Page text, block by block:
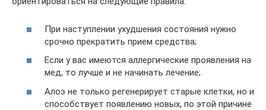
При наступлении ухудшения состояния нужно
срочно прекратить прием средства;
Если у вас имеются аллергические проявления на
мед, то лучше и не начинать лечение;
Алоэ не только регенерирует старые клетки, но и
способствует появлению новых, по этой причине